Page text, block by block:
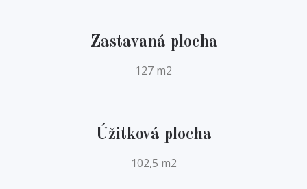
Zastavaná plocha
127 m2
Úžitková plocha
102,5 m2